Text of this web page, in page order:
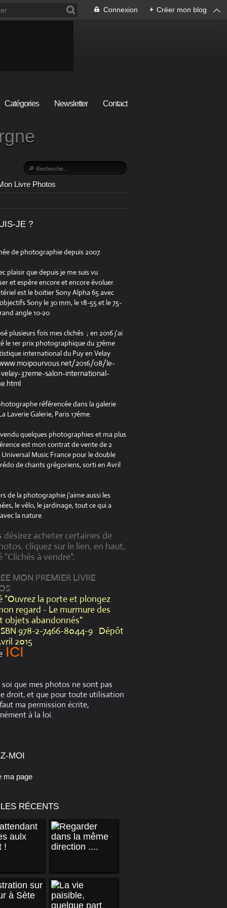
Connexion + Créer mon blog
Catégories Newsletter Contact
Livre Photos
JE ?
de photographie depuis 2007.
plaisir que depuis je me suis vu
et espère encore et encore évoluer.
est le boitier Sony Alpha 65 avec
Sony le 30 mm, le 18-55 et le 75-
angle 10-20
plusieurs fois mes clichés ; en 2016 j'ai
le 1er prix photographique du 37éme
international du Puy en Velay
2016/08/le-
37eme-salon-international-
référencée dans la galerie
Laverie Galerie, Paris 17éme.
quelques photographies et ma plus
est mon contrat de vente de 2
Universal Music France pour le double
de chants grégoriens, sorti en Avril
de la photographie j'aime aussi les
le vélo, le jardinage, tout ce qui a
la nature.
désirez acheter certaines de
cliquez sur le lien, en haut,
à vendre".
MON PREMIER LIVRE
"Ouvrez la porte et plongez
regard - Le murmure des
objets abandonnés"
978-2-7466-8044-9 Dépôt
2015
ICI
soi que mes photos ne sont pas
droit, et que pour toute utilisation
ma permission écrite,
à la loi.
MOI
ma page
RÉCENTS